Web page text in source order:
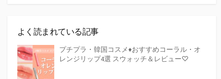
よく読まれている記事
プチプラ・韓国コスメ♦おすすめコーラル・オ
レンジリップ4選 スウォッチ＆レビュー♡